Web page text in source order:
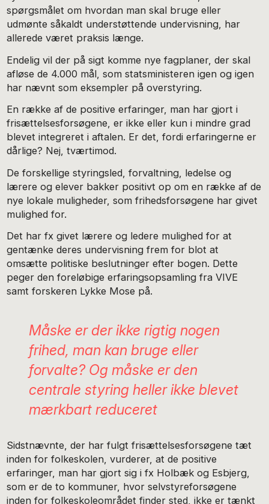
spørgsmålet om hvordan man skal bruge eller
udmønte såkaldt understøttende undervisning, har
allerede været praksis længe.
Endelig vil der på sigt komme nye fagplaner, der skal
afløse de 4.000 mål, som statsministeren igen og igen
har nævnt som eksempler på overstyring.
En række af de positive erfaringer, man har gjort i
frisættelsesforsøgene, er ikke eller kun i mindre grad
blevet integreret i aftalen. Er det, fordi erfaringerne er
dårlige? Nej, tværtimod.
De forskellige styringsled, forvaltning, ledelse og
lærere og elever bakker positivt op om en række af de
nye lokale muligheder, som frihedsforsøgene har givet
mulighed for.
Det har fx givet lærere og ledere mulighed for at
gentænke deres undervisning frem for blot at
omsætte politiske beslutninger efter bogen. Dette
peger den foreløbige erfaringsopsamling fra VIVE
samt forskeren Lykke Mose på.
Måske er der ikke rigtig nogen
frihed, man kan bruge eller
forvalte? Og måske er den
centrale styring heller ikke blevet
mærkbart reduceret
Sidstnævnte, der har fulgt frisættelsesforsøgene tæt
inden for folkeskolen, vurderer, at de positive
erfaringer, man har gjort sig i fx Holbæk og Esbjerg,
som er de to kommuner, hvor selvstyreforsøgene
inden for folkeskoleområdet finder sted, ikke er tænkt